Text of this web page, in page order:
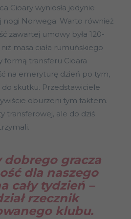
Cioary wyniosła jedynie
nogi Norwega. Warto również
zawartej umowy była 120-
masa ciała rumuńskiego
transferu Cioara
na emeryturę dzień po tym,
do skutku. Przedstawiciele
oburzeni tym faktem.
transferowej, ale do dziś
dobrego gracza
dla naszego
cały tydzień –
rzecznik
klubu.